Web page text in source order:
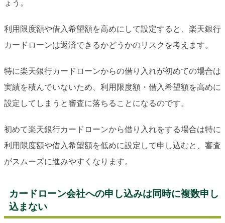
ょう。
利用限度額や借入希望額を高めにして設定すると、楽天銀行
カードローンは返済できるかどうかのリスクを考えます。
特に楽天銀行カードローンからの借り入れが初めての場合は
実績を積んでいないため、利用限度額・借入希望額を高めに
設定してしまうと審査に落ちることになるのです。
初めて楽天銀行カードローンから借り入れをする場合は特に
利用限度額や借入希望額を低めに設定して申し込むと、審査
がスムーズに進みやすくなります。
カードローン会社への申し込みは同時に複数申し
込まない